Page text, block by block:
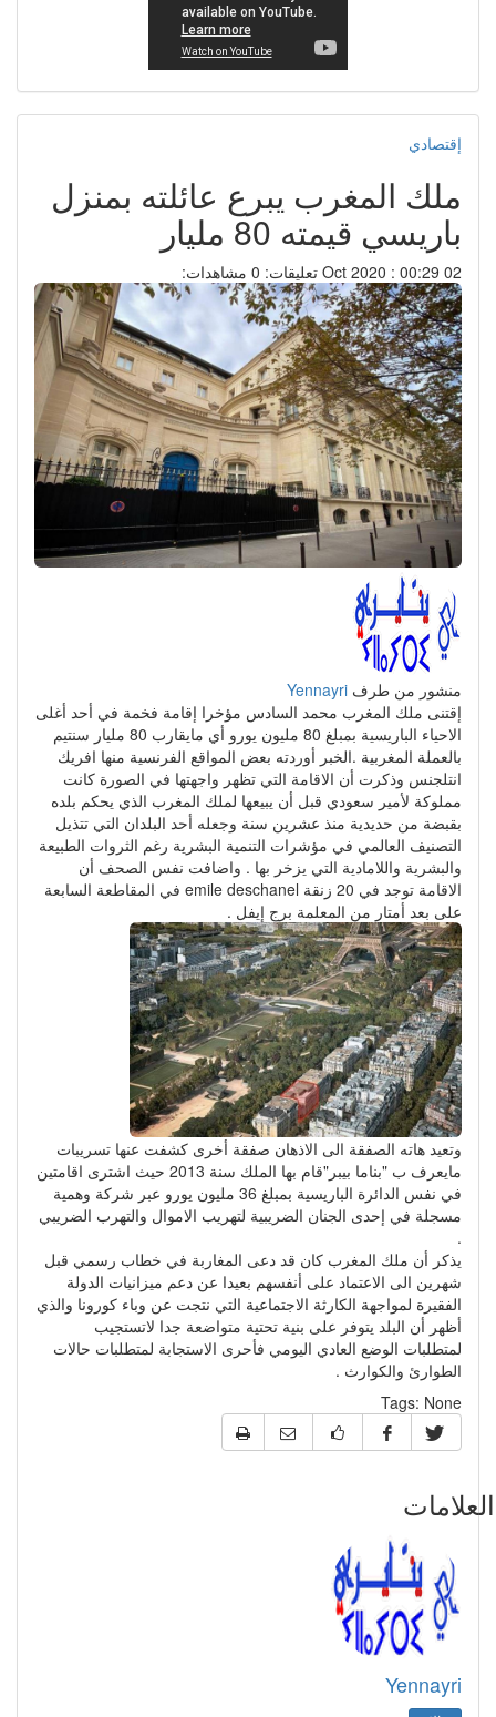
إقتصادي
ملك المغرب يبرع عائلته بمنزل
باريسي قيمته 80 مليار
تعليقات: 0 مشاهدات:
منشور من طرفYennayri
إقتنى ملك المغرب محمد السادس مؤخرا إقامة فخمة في أحد أغلى
الاحياء الباريسية بمبلغ 80 مليون يورو أي مايقارب 80 مليار سنتيم
بالعملة المغربية .الخبر أوردته بعض المواقع الفرنسية منها افريك
انتلجنس وذكرت أن الاقامة التي تظهر واجهتها في الصورة كانت
مملوكة لأمير سعودي قبل أن يبيعها لملك المغرب الذي يحكم بلده
بقبضة من حديدية منذ عشرين سنة وجعله أحد البلدان التي تتذيل
التصنيف العالمي في مؤشرات التنمية البشرية رغم الثروات الطبيعة
والبشرية واللامادية التي يزخر بها . واضافت نفس الصحف أن
الاقامة توجد في 20 زنقة emile deschanel في المقاطعة السابعة
على بعد أمتار من المعلمة برج إيفل .
وتعيد هاته الصفقة الى الاذهان صفقة أخرى كشفت عنها تسريبات
مايعرف ب "بناما بيبر"قام بها الملك سنة 2013 حيث اشترى اقامتين
في نفس الدائرة الباريسية بمبلغ 36 مليون يورو عبر شركة وهمية
مسجلة في إحدى الجنان الضريبية لتهريب الاموال والتهرب الضريبي
يذكر أن ملك المغرب كان قد دعى المغاربة في خطاب رسمي قبل
شهرين الى الاعتماد على أنفسهم بعيدا عن دعم ميزانيات الدولة
الفقيرة لمواجهة الكارثة الاجتماعية التي نتجت عن وباء كورونا والذي
أظهر أن البلد يتوفر على بنية تحتية متواضعة جدا لاتستجيب
لمتطلبات الوضع العادي اليومي فأحرى الاستجابة لمتطلبات حالات
الطوارئ والكوارث .
Tags:None
Yennayri